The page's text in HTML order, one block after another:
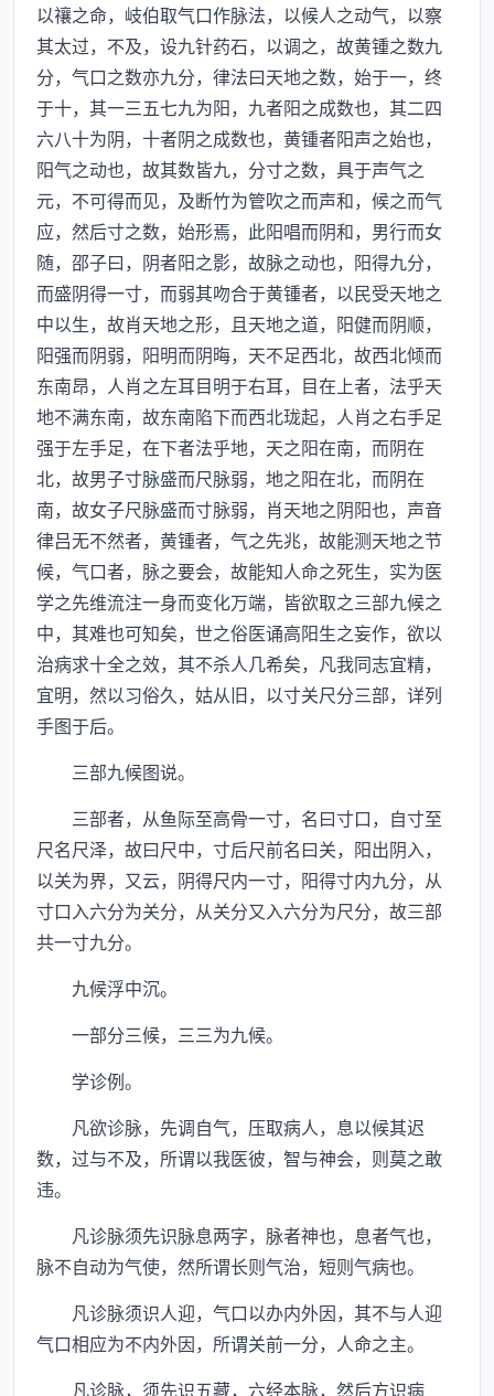
以禳之命，岐伯取气口作脉法，以候人之动气，以察
其太过，不及，设九针药石，以调之，故黄锺之数九
分，气口之数亦九分，律法曰天地之数，始于一，终
于十，其一三五七九为阳，九者阳之成数也，其二四
六八十为阴，十者阴之成数也，黄锺者阳声之始也，
阳气之动也，故其数皆九，分寸之数，具于声气之
元，不可得而见，及断竹为管吹之而声和，候之而气
应，然后寸之数，始形焉，此阳唱而阴和，男行而女
随，邵子曰，阴者阳之影，故脉之动也，阳得九分，
而盛阴得一寸，而弱其吻合于黄锺者，以民受天地之
中以生，故肖天地之形，且天地之道，阳健而阴顺，
阳强而阴弱，阳明而阴晦，天不足西北，故西北倾而
东南昂，人肖之左耳目明于右耳，目在上者，法乎天
地不满东南，故东南陷下而西北珑起，人肖之右手足
强于左手足，在下者法乎地，天之阳在南，而阴在
北，故男子寸脉盛而尺脉弱，地之阳在北，而阴在
南，故女子尺脉盛而寸脉弱，肖天地之阴阳也，声音
律吕无不然者，黄锺者，气之先兆，故能测天地之节
候，气口者，脉之要会，故能知人命之死生，实为医
学之先维流注一身而变化万端，皆欲取之三部九候之
中，其难也可知矣，世之俗医诵高阳生之妄作，欲以
治病求十全之效，其不杀人几希矣，凡我同志宜精，
宜明，然以习俗久，姑从旧，以寸关尺分三部，详列
手图于后。
三部九候图说。
三部者，从鱼际至高骨一寸，名曰寸口，自寸至
尺名尺泽，故曰尺中，寸后尺前名曰关，阳出阴入，
以关为界，又云，阴得尺内一寸，阳得寸内九分，从
寸口入六分为关分，从关分又入六分为尺分，故三部
共一寸九分。
九候浮中沉。
一部分三候，三三为九候。
学诊例。
凡欲诊脉，先调自气，压取病人，息以候其迟
数，过与不及，所谓以我医彼，智与神会，则莫之敢
违。
凡诊脉须先识脉息两字，脉者神也，息者气也，
脉不自动为气使，然所谓长则气治，短则气病也。
凡诊脉须识人迎，气口以办内外因，其不与人迎
气口相应为不内外因，所谓关前一分，人命之主。
凡诊脉，须先识五藏，六经本脉，然后方识病